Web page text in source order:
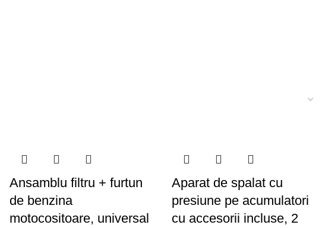
Ansamblu filtru + furtun
de benzina
motocositoare, universal
Aparat de spalat cu
presiune pe acumulatori
cu accesorii incluse, 2